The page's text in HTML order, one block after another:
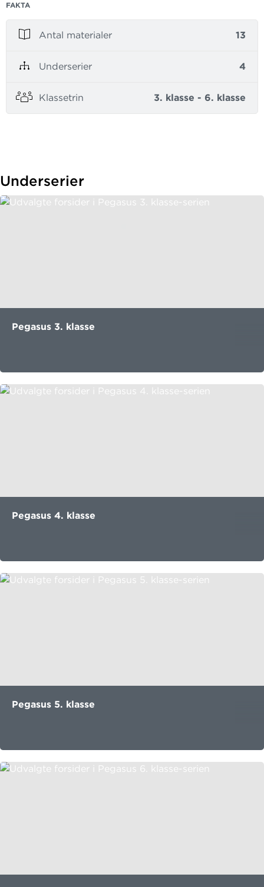
har umiddelbar appel, og er fyldt med spænding og
Arbejdsbøgerne er elevens lærings- og logbøger.
begreber, samtidig med at der er plads til elevernes
egne refleksioner.
kristendomskundskab og dansk i et forløb om
skabelse, eller dansk og natur/teknik i et forløb om
FAKTA
Antal materialer 13
Underserier 4
Klassetrin 3. klasse - 6. klasse
Underserier
Pegasus 3. klasse
Pegasus 4. klasse
Pegasus 5. klasse